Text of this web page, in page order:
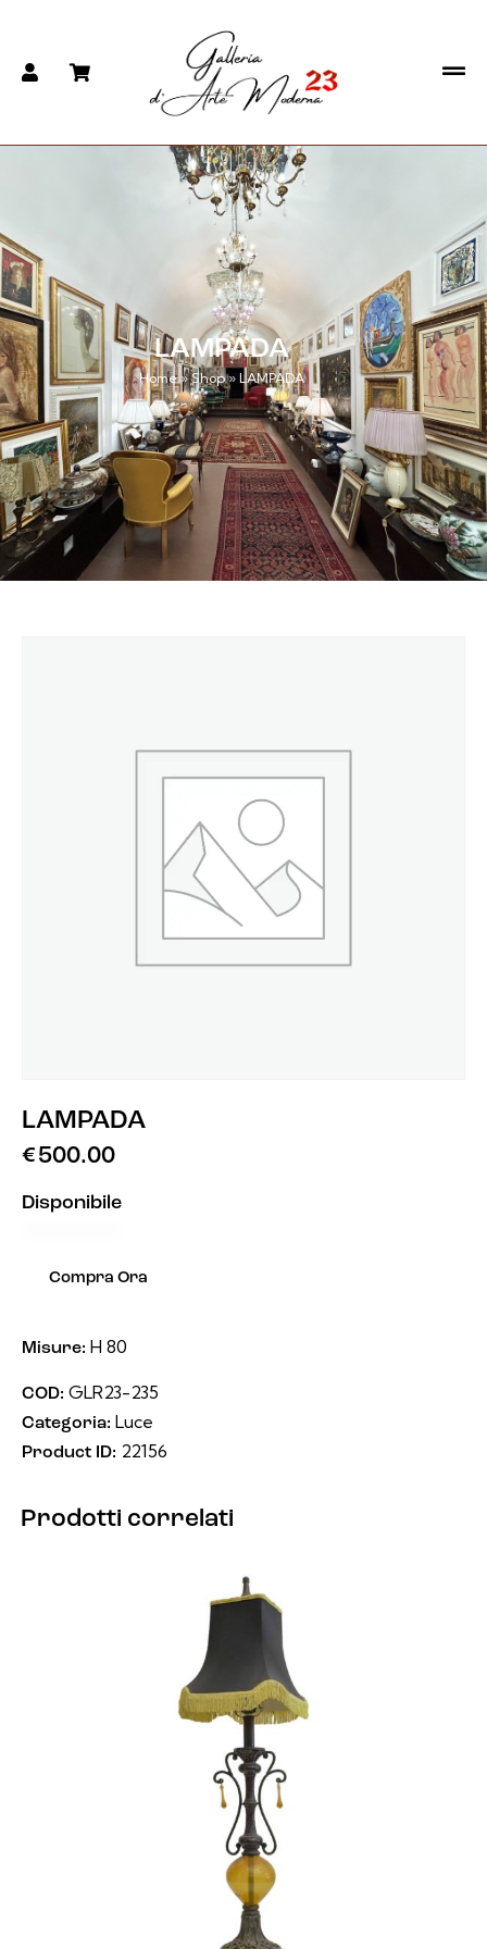
LAMPADA
Home»Shop»LAMPADA
LAMPADA
€500.00
Disponibile
Compra Ora
Misure: H 80
COD: GLR23-235
Categoria: Luce
Product ID: 22156
Prodotti correlati